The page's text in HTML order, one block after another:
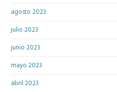
agosto 2023
julio 2023
junio 2023
mayo 2023
abril 2023